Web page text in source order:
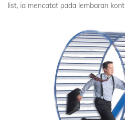
list, ia mencatat pada lembaran